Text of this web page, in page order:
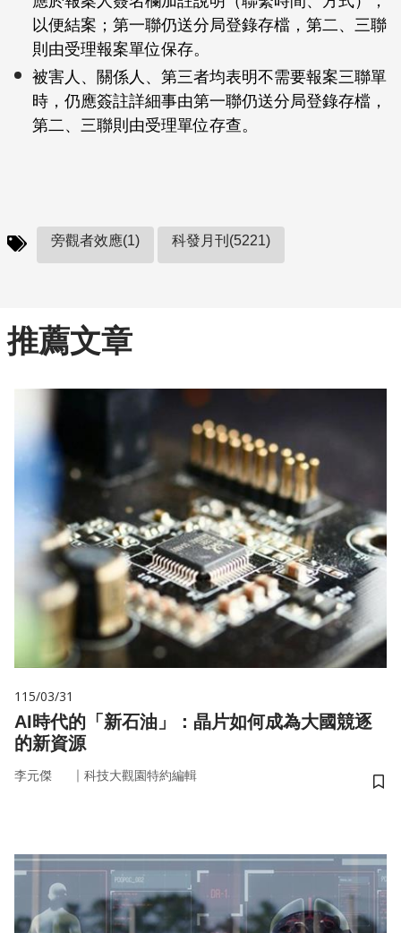
以便結案；第一聯仍送分局登錄存檔，第二、三聯
則由受理報案單位保存。
被害人、關係人、第三者均表明不需要報案三聯單
時，仍應簽註詳細事由第一聯仍送分局登錄存檔，
第二、三聯則由受理單位存查。
旁觀者效應(1) 科發月刊(5221)
推薦文章
115/03/31
AI時代的「新石油」：晶片如何成為大國競逐
的新資源
李元傑 ｜ 科技大觀園特約編輯
儲